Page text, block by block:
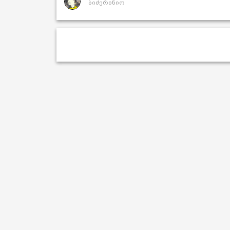
ბიძერინიო